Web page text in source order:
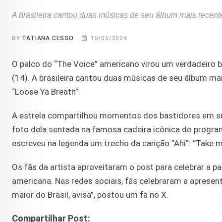
A brasileira cantou duas músicas de seu álbum mais
BY TATIANA CESSO 15/05/2024
O palco do “The Voice” americano virou um
(14). A brasileira cantou duas músicas de seu álbum
“Loose Ya Breath”.
A estrela compartilhou momentos dos bastidores em
foto dela sentada na famosa cadeira icônica do
escreveu na legenda um trecho da canção “Ahi”: “Take
Os fãs da artista aproveitaram o post para celebrar a
americana. Nas redes sociais, fãs celebraram a
maior do Brasil, avisa”, postou um fã no X.
Compartilhar Post: